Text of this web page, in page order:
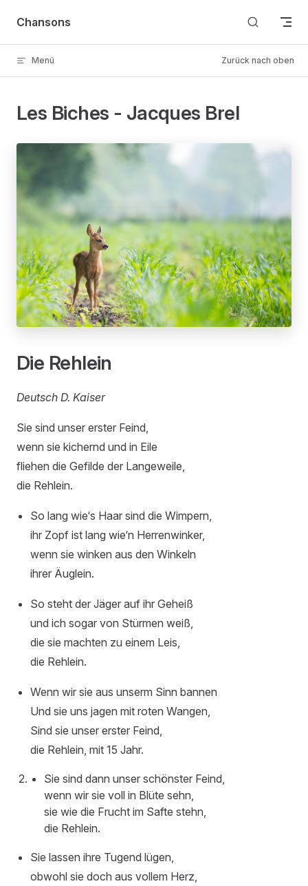
Skip to content
Chansons
Menü Zurück nach oben
Les Biches - Jacques Brel
Die Rehlein
Deutsch D. Kaiser
Sie sind unser erster Feind,
wenn sie kichernd und in Eile
fliehen die Gefilde der Langeweile,
die Rehlein.
So lang wie‘s Haar sind die Wimpern,
ihr Zopf ist lang wie‘n Herrenwinker,
wenn sie winken aus den Winkeln
ihrer Äuglein.
So steht der Jäger auf ihr Geheiß
und ich sogar von Stürmen weiß,
die sie machten zu einem Leis,
die Rehlein.
Wenn wir sie aus unserm Sinn bannen
Und sie uns jagen mit roten Wangen,
Sind sie unser erster Feind,
die Rehlein, mit 15 Jahr.
Sie sind dann unser schönster Feind,
wenn wir sie voll in Blüte sehn,
sie wie die Frucht im Safte stehn,
die Rehlein.
Sie lassen ihre Tugend lügen,
obwohl sie doch aus vollem Herz,